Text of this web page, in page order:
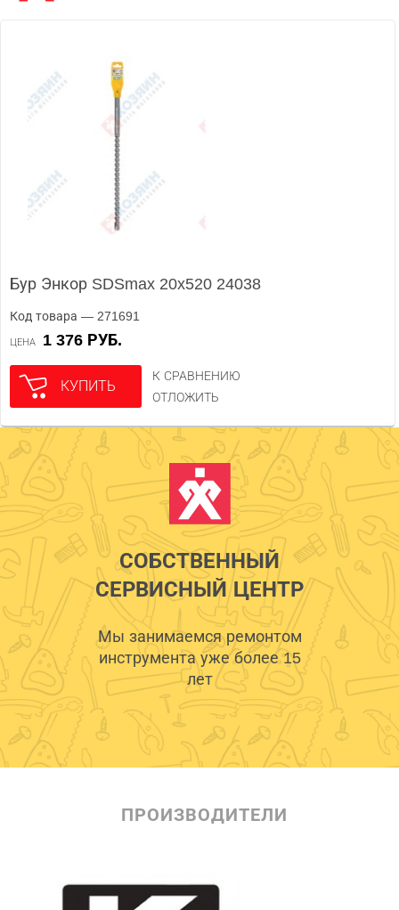
Бур Энкор SDSmax 20x520 24038
Код товара — 271691
ЦЕНА 1 376 РУБ.
КУПИТЬ
К СРАВНЕНИЮ
ОТЛОЖИТЬ
СОБСТВЕННЫЙ
СЕРВИСНЫЙ ЦЕНТР
Мы занимаемся ремонтом
инструмента уже более 15
лет
ПРОИЗВОДИТЕЛИ